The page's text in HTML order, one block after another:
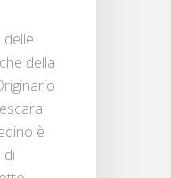
della
è
di